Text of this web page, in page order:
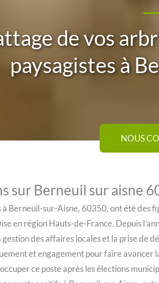
de vos
paysagistes à
NOUS
sur Berneuil sur aisne
à Berneuil-sur-Aisne, 60350, ont été des
en région Hauts-de-France. Depuis
des affaires locales et la prise de
et engagement pour faire avancer
ce poste après les élections